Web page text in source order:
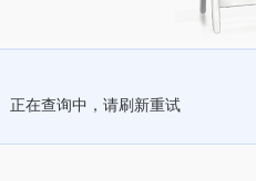
正在查询中，请刷新重试